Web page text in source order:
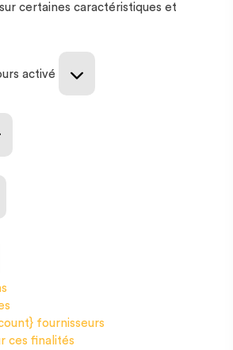
certaines caractéristiques et
activé
fournisseurs
ces finalités